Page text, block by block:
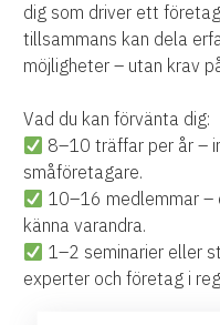
dig som driver ett
tillsammans kan dela
möjligheter – utan krav
Vad du kan förvänta dig:
8–10 träffar per år –
småföretagare.
10–16 medlemmar –
känna varandra.
1–2 seminarier eller
experter och företag i